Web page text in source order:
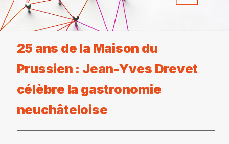
25 ans de la Maison du
Prussien : Jean-Yves Drevet
célèbre la gastronomie
neuchâteloise